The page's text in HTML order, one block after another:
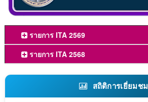
รายการ ITA 2569
รายการ ITA 2568
สถิติการเยี่ยมชม